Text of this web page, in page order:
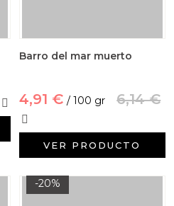
Barro del mar muerto
4,91 € / 100 gr 6,14 €
VER PRODUCTO
-20%